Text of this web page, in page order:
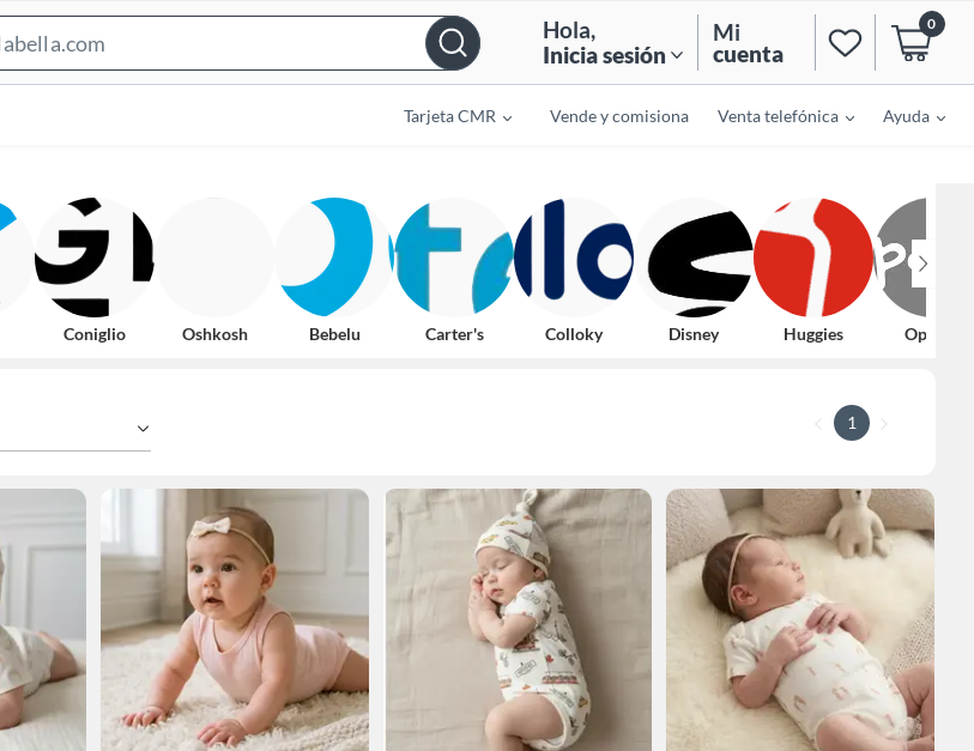
Bar
Hola,
Inicia sesión
Mi
cuenta
0
Tarjeta CMR Vende y comisiona Venta telefónica Ayuda
Coniglio Oshkosh Bebelu Carter's Colloky Disney Huggies Opaline
1